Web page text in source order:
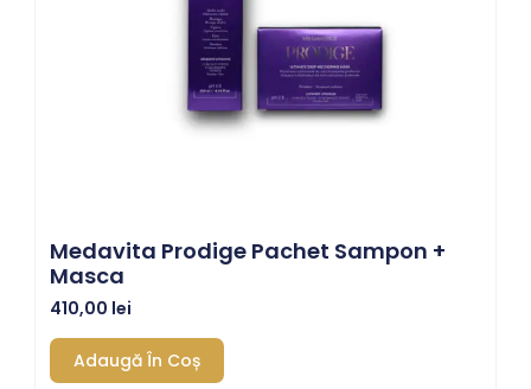
Medavita Prodige Pachet Sampon +
Masca
410,00 lei
Adaugă În Coș